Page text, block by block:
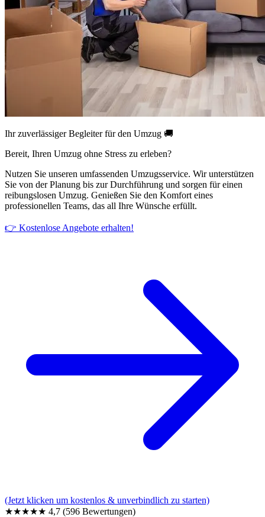
Ihr zuverlässiger Begleiter für den Umzug 🚚
Bereit, Ihren Umzug ohne Stress zu erleben?
Nutzen Sie unseren umfassenden Umzugsservice. Wir unterstützen
Sie von der Planung bis zur Durchführung und sorgen für einen
reibungslosen Umzug. Genießen Sie den Komfort eines
professionellen Teams, das all Ihre Wünsche erfüllt.
👉 Kostenlose Angebote erhalten!
(Jetzt klicken um kostenlos & unverbindlich zu starten)
★★★★★ 4,7 (596 Bewertungen)